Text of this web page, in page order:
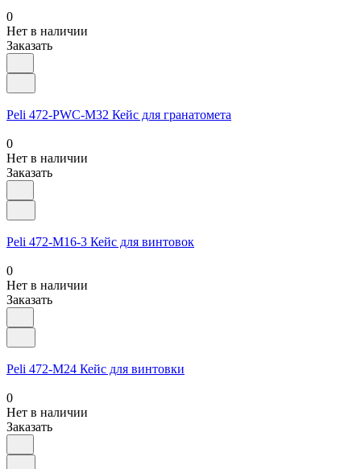
0
Нет в наличии
Заказать
Peli 472-PWC-M32 Кейс для гранатомета
0
Нет в наличии
Заказать
Peli 472-M16-3 Кейс для винтовок
0
Нет в наличии
Заказать
Peli 472-M24 Кейс для винтовки
0
Нет в наличии
Заказать